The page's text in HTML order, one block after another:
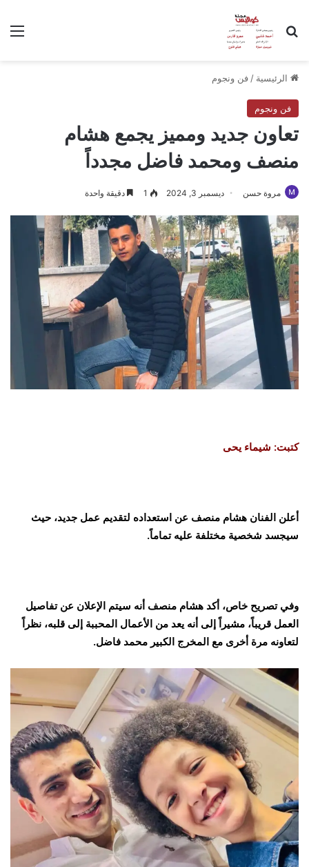
بحث عن
الرئيسية / فن ونجوم
فن ونجوم
تعاون جديد ومميز يجمع هشام
منصف ومحمد فاضل مجدداً
مروة حسن ديسمبر 3, 2024 1 دقيقة واحدة
كتبت: شيماء يحى
أعلن الفنان هشام منصف عن استعداده لتقديم عمل جديد، حيث
سيجسد شخصية مختلفة عليه تماماً.
وفي تصريح خاص، أكد هشام منصف أنه سيتم الإعلان عن تفاصيل
العمل قريباً، مشيراً إلى أنه يعد من الأعمال المحببة إلى قلبه، نظراً
لتعاونه مرة أخرى مع المخرج الكبير محمد فاضل.